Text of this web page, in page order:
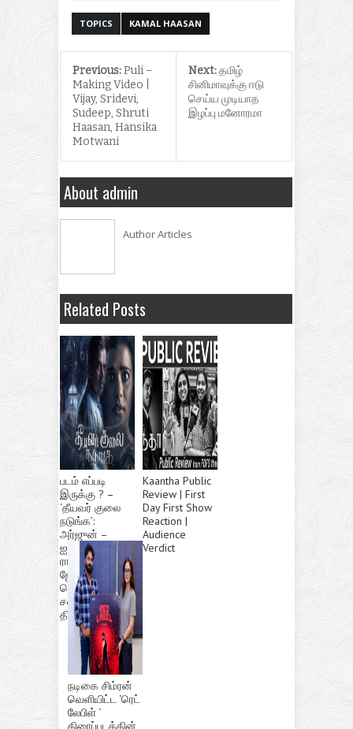
TOPICS KAMAL HAASAN
Previous:Puli –
Making Video |
Vijay, Sridevi,
Sudeep, Shruti
Haasan, Hansika
Motwani
Next:தமிழ்
சினிமாவுக்கு ஈடு
செய்ய முடியாத
இழப்பு மனோரமா
About admin
Author Articles
Related Posts
படம் எப்படி
இருக்கு ? –
‘தீயவர் குலை
நடுங்க’:
அர்ஜுன் –
ஐஸ்வர்யா
ராஜேஷ்
ஜோடியில்
வெளிவந்த
சஸ்பென்ஸ்
திரில்லர்!
Kaantha Public
Review | First
Day First Show
Reaction |
Audience
Verdict
நடிகை சிம்ரன்
வெளியிட்ட ‘ரெட்
லேபிள் ‘
திரைப்படத்தின்